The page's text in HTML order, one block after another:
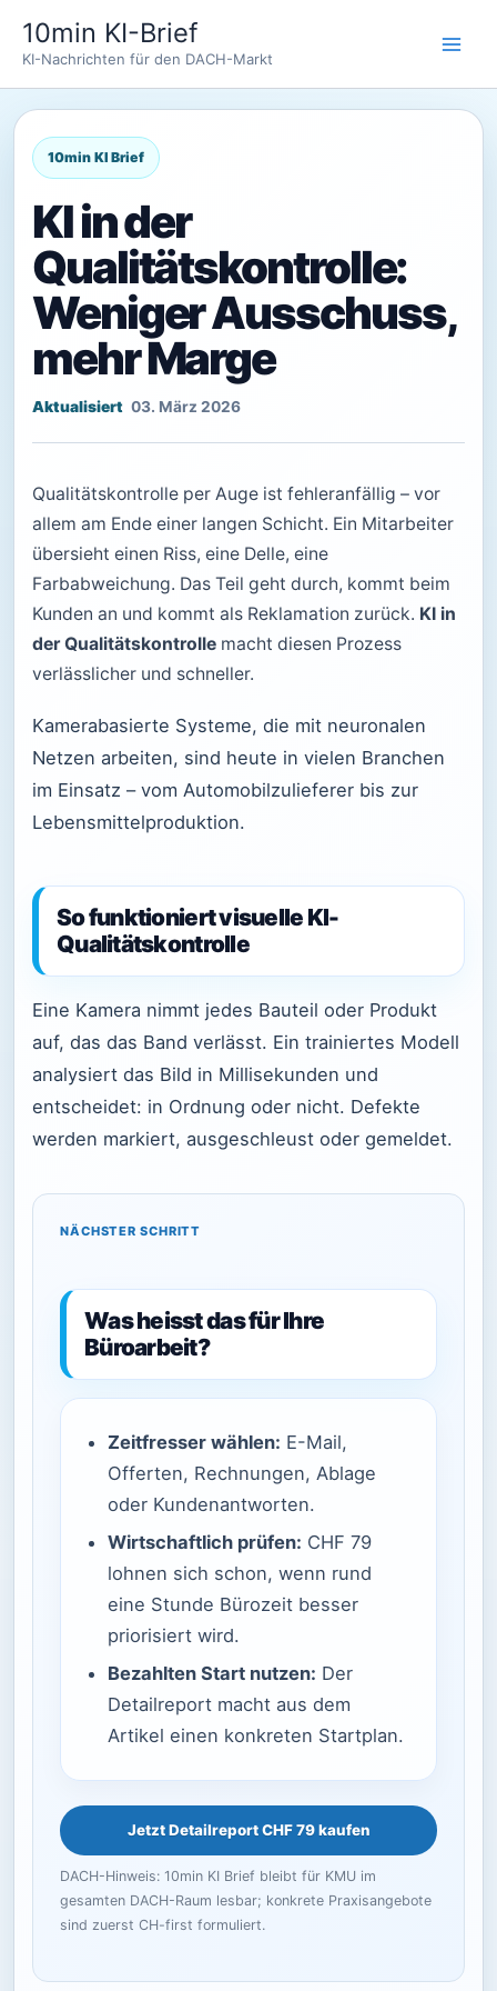
Inhalt
springen
10min KI-Brief
KI-Nachrichten für den DACH-Markt
KI in der
Qualitätskontrolle:
Weniger Ausschuss,
mehr Marge
03. März 2026
Qualitätskontrolle per Auge ist fehleranfällig – vor
allem am Ende einer langen Schicht. Ein Mitarbeiter
übersieht einen Riss, eine Delle, eine
Farbabweichung. Das Teil geht durch, kommt beim
Kunden an und kommt als Reklamation zurück. KI in
der Qualitätskontrolle macht diesen Prozess
verlässlicher und schneller.
Kamerabasierte Systeme, die mit neuronalen
Netzen arbeiten, sind heute in vielen Branchen
im Einsatz – vom Automobilzulieferer bis zur
Lebensmittelproduktion.
So funktioniert visuelle KI-
Qualitätskontrolle
Eine Kamera nimmt jedes Bauteil oder Produkt
auf, das das Band verlässt. Ein trainiertes Modell
analysiert das Bild in Millisekunden und
entscheidet: in Ordnung oder nicht. Defekte
werden markiert, ausgeschleust oder gemeldet.
NÄCHSTER SCHRITT
Was heisst das für Ihre
Büroarbeit?
Zeitfresser wählen: E-Mail,
Offerten, Rechnungen, Ablage
oder Kundenantworten.
Wirtschaftlich prüfen: CHF 79
lohnen sich schon, wenn rund
eine Stunde Bürozeit besser
priorisiert wird.
Bezahlten Start nutzen: Der
Detailreport macht aus dem
Artikel einen konkreten Startplan.
Jetzt Detailreport CHF 79 kaufen
DACH-Hinweis: 10min KI Brief bleibt für KMU im
gesamten DACH-Raum lesbar; konkrete Praxisangebote
sind zuerst CH-first formuliert.